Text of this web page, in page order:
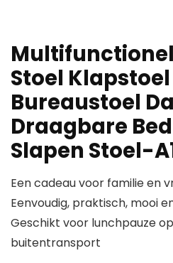
Stoel
Bureaustoel
Draagbare
Slapen Stoel-
Een cadeau voor familie en
Eenvoudig, praktisch, mooi
Geschikt voor lunchpauze
buitentransport